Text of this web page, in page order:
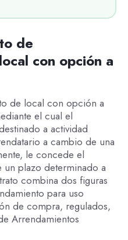
de
con opción a
de local con opción a
el cual el
a actividad
a cambio de una
le concede el
plazo determinado a
combina dos figuras
para uso
de compra, regulados,
Arrendamientos